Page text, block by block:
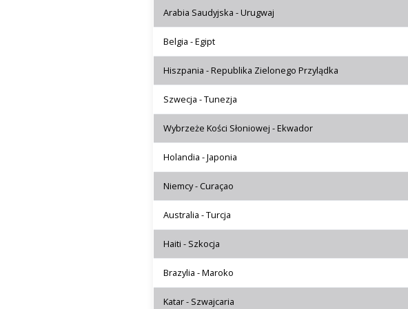
Arabia Saudyjska - Urugwaj
Belgia - Egipt
Hiszpania - Republika Zielonego Przylądka
Szwecja - Tunezja
Wybrzeże Kości Słoniowej - Ekwador
Holandia - Japonia
Niemcy - Curaçao
Australia - Turcja
Haiti - Szkocja
Brazylia - Maroko
Katar - Szwajcaria